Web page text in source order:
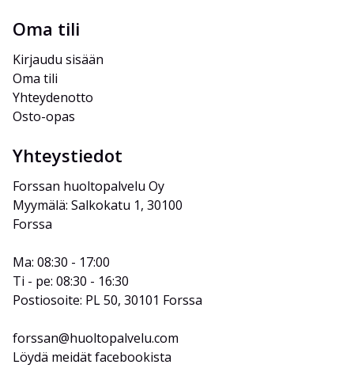
Oma tili
Kirjaudu sisään
Oma tili
Yhteydenotto
Osto-opas
Yhteystiedot
Forssan huoltopalvelu Oy
Myymälä: Salkokatu 1, 30100
Forssa
Ma: 08:30 - 17:00
Ti - pe: 08:30 - 16:30
Postiosoite: PL 50, 30101 Forssa
forssan@huoltopalvelu.com
Löydä meidät facebookista